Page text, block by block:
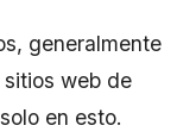
generalmente
web de
en esto.